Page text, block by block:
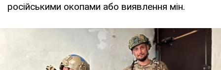
російськими окопами або виявлення мін.